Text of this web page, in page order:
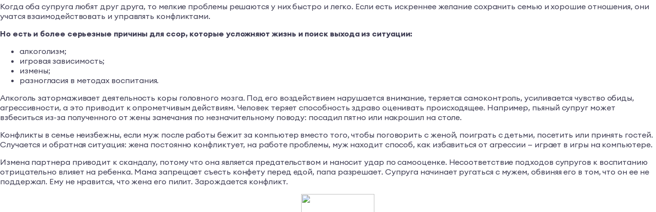
Когда оба супруга любят друг друга, то мелкие проблемы решаются у них быстро и легко. Если есть искреннее желание сохранить семью и хорошие отношения, они
учатся взаимодействовать и управлять конфликтами.
Но есть и более серьезные причины для ссор, которые усложняют жизнь и поиск выхода из ситуации:
алкоголизм;
игровая зависимость;
измены;
разногласия в методах воспитания.
Алкоголь затормаживает деятельность коры головного мозга. Под его воздействием нарушается внимание, теряется самоконтроль, усиливается чувство обиды,
агрессивности, а это приводит к опрометчивым действиям. Человек теряет способность здраво оценивать происходящее. Например, пьяный супруг может
взбеситься из-за полученного от жены замечания по незначительному поводу: посадил пятно или накрошил на столе.
Конфликты в семье неизбежны, если муж после работы бежит за компьютер вместо того, чтобы поговорить с женой, поиграть с детьми, посетить или принять гостей.
Случается и обратная ситуация: жена постоянно конфликтует, на работе проблемы, муж находит способ, как избавиться от агрессии — играет в игры на компьютере.
Измена партнера приводит к скандалу, потому что она является предательством и наносит удар по самооценке. Несоответствие подходов супругов к воспитанию
отрицательно влияет на ребенка. Мама запрещает съесть конфету перед едой, папа разрешает. Супруга начинает ругаться с мужем, обвиняя его в том, что он ее не
поддержал. Ему не нравится, что жена его пилит. Зарождается конфликт.